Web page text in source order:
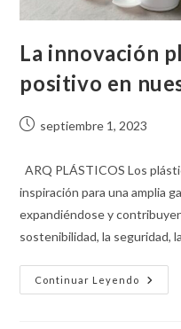
La innovación
positivo en
septiembre 1, 2023
ARQ PLÁSTICOS Los
inspiración para una amplia
expandiéndose y
sostenibilidad, la seguridad,
Continuar Leyendo